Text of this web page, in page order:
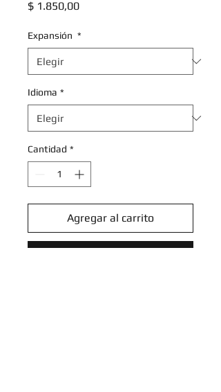
$ 1.850,00Precio
Expansión *
Idioma *
Cantidad *
Agregar al carrito